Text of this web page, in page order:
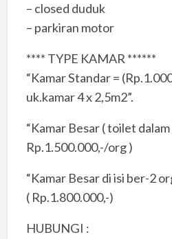
– closed duduk
– parkiran motor
**** TYPE KAMAR ******
“Kamar Standar =
uk.kamar 4 x 2,5m2”.
“Kamar Besar ( toilet dalam
Rp.1.500.000,-/org )
“Kamar Besar di isi ber-2
( Rp.1.800.000,-)
HUBUNGI :